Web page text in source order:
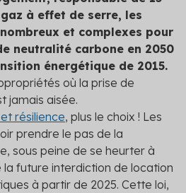
à effet de serre, les
et complexes pour
neutralité carbone en 2050
énergétique de 2015.
où la prise de
jamais aisée.
résilience, plus le choix ! Les
prendre le pas de la
sous peine de se heurter à
future interdiction de location
à partir de 2025. Cette loi,